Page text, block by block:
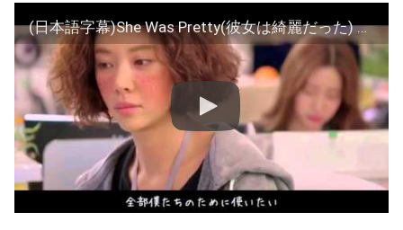
(日本語字幕)She Was Pretty(彼女は綺麗だった) OST 「먼 길(Long Way)」